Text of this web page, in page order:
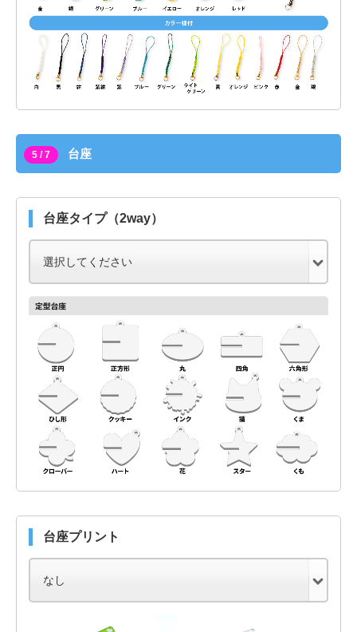
5 / 7 台座
台座タイプ（2way）
台座プリント